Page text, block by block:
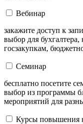
Вебинар
закажите доступ к
выбор для
госзакупкам,
Семинар
бесплатно посетите
выбор из программы
мероприятий для
Курсы повышения